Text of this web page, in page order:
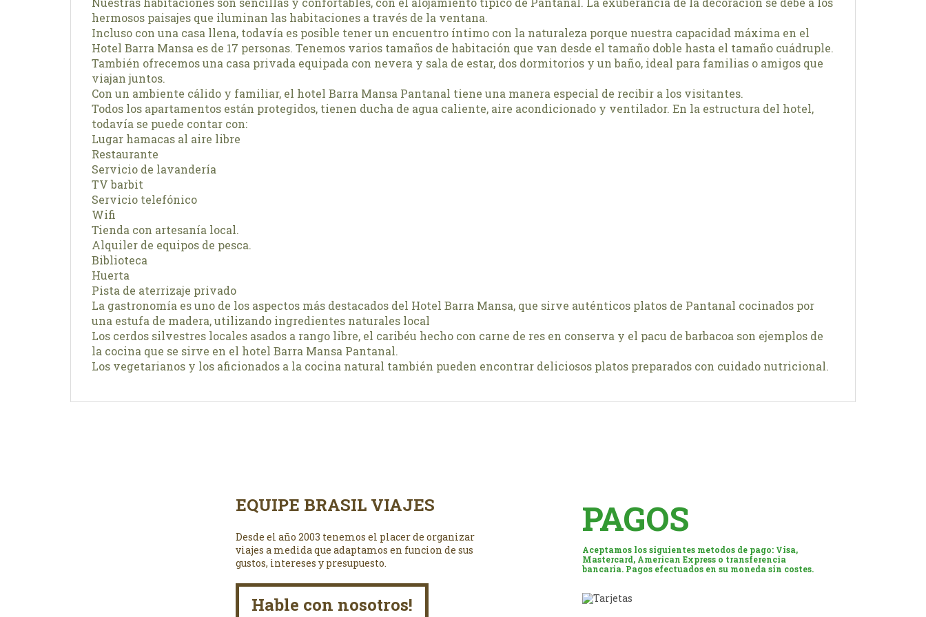
hermosos paisajes que iluminan las habitaciones a través de la ventana.
Incluso con una casa llena, todavía es posible tener un encuentro íntimo con la naturaleza porque nuestra capacidad máxima en el
Hotel Barra Mansa es de 17 personas. Tenemos varios tamaños de habitación que van desde el tamaño doble hasta el tamaño cuádruple.
También ofrecemos una casa privada equipada con nevera y sala de estar, dos dormitorios y un baño, ideal para familias o amigos que
viajan juntos.
Con un ambiente cálido y familiar, el hotel Barra Mansa Pantanal tiene una manera especial de recibir a los visitantes.
Todos los apartamentos están protegidos, tienen ducha de agua caliente, aire acondicionado y ventilador. En la estructura del hotel,
todavía se puede contar con:
Lugar hamacas al aire libre
Restaurante
Servicio de lavandería
TV barbit
Servicio telefónico
Wifi
Tienda con artesanía local.
Alquiler de equipos de pesca.
Biblioteca
Huerta
Pista de aterrizaje privado
La gastronomía es uno de los aspectos más destacados del Hotel Barra Mansa, que sirve auténticos platos de Pantanal cocinados por
una estufa de madera, utilizando ingredientes naturales local
Los cerdos silvestres locales asados a rango libre, el caribéu hecho con carne de res en conserva y el pacu de barbacoa son ejemplos de
la cocina que se sirve en el hotel Barra Mansa Pantanal.
Los vegetarianos y los aficionados a la cocina natural también pueden encontrar deliciosos platos preparados con cuidado nutricional.
EQUIPE BRASIL VIAJES
Desde el año 2003 tenemos el placer de organizar
viajes a medida que adaptamos en funcion de sus
gustos, intereses y presupuesto.
Hable con nosotros!
PAGOS
Aceptamos los siguientes metodos de pago: Visa,
Mastercard, American Express o transferencia
bancaria. Pagos efectuados en su moneda sin costes.